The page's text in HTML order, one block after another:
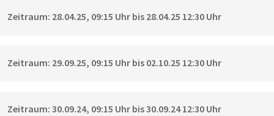
Zeitraum: 28.04.25, 09:15 Uhr bis 28.04.25 12:30 Uhr
Zeitraum: 29.09.25, 09:15 Uhr bis 02.10.25 12:30 Uhr
Zeitraum: 30.09.24, 09:15 Uhr bis 30.09.24 12:30 Uhr